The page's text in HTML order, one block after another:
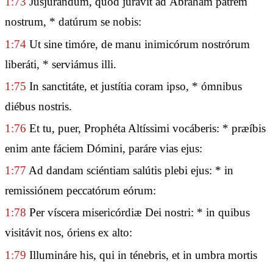
nostrum, * datúrum se nobis:
1:74 Ut sine timóre, de manu inimicórum nostrórum
liberáti, * serviámus illi.
1:75 In sanctitáte, et justítia coram ipso, * ómnibus
diébus nostris.
1:76 Et tu, puer, Prophéta Altíssimi vocáberis: * præíbis
enim ante fáciem Dómini, paráre vias ejus:
1:77 Ad dandam sciéntiam salútis plebi ejus: * in
remissiónem peccatórum eórum:
1:78 Per víscera misericórdiæ Dei nostri: * in quibus
visitávit nos, óriens ex alto:
1:79 Illumináre his, qui in ténebris, et in umbra mortis